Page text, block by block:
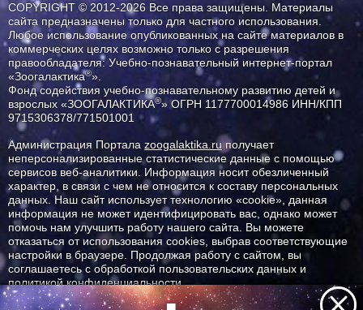
COPYRIGHT © 2012-2026 Все права защищены. Материалы
сайта предназначены только для частного использования.
Любое использование опубликованных на сайте материалов в
коммерческих целях возможно только с разрешения
правообладателя: Учебно-познавательный интернет-портал
«Зоогалактика®».
Фонд содействия учебно-познавательному развитию детей и
взрослых «ЗООГАЛАКТИКА®» ОГРН 1177700014986 ИНН/КПП
9715306378/771501001
Администрация Портала zoogalaktika.ruполучает
неперсонализированные статистические данные с помощью
сервисов веб-аналитики. Информация носит обезличенный
характер, в связи с чем не относится к составу персональных
данных. Наш сайт использует технологию «cookie», данная
информация не может идентифицировать вас, однако может
помочь нам улучшить работу нашего сайта. Вы можете
отказаться от использования cookies, выбрав соответствующие
настройки в браузере. Продолжая работу с сайтом, вы
соглашаетесь с обработкой пользовательских данных и
политикой конфиденциальности.